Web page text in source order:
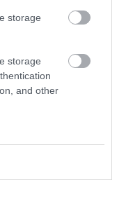
storage
storage
and other
a járművek
a feltételeket. A
javítása
is vásárolni a MÁV,
felújítását is
illetve IC+
hogy a